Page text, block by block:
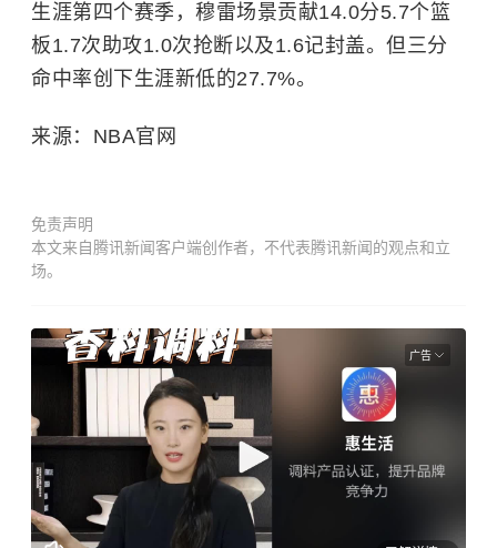
生涯第四个赛季，穆雷场景贡献14.0分5.7个篮
板1.7次助攻1.0次抢断以及1.6记封盖。但三分
命中率创下生涯新低的27.7%。
来源：NBA官网
免责声明
本文来自腾讯新闻客户端创作者，不代表腾讯新闻的观点和立
场。
广告